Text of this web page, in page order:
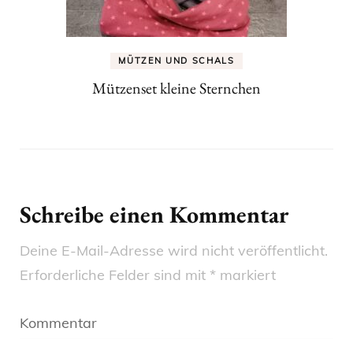
MÜTZEN UND SCHALS
Mützenset kleine Sternchen
Schreibe einen Kommentar
Deine E-Mail-Adresse wird nicht veröffentlicht.
Erforderliche Felder sind mit * markiert
Kommentar